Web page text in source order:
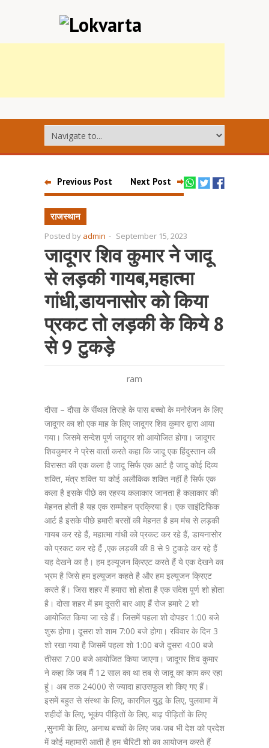
Previous Post Next Post
राजस्थान
Posted by admin - September 15, 2023
जादूगर शिव कुमार ने जादू
से लड़की गायब,महात्मा
गांधी,डायनासोर को किया
प्रकट तो लड़की के किये 8
से 9 टुकड़े
ram
दौसा – दौसा के सैंथल तिराहे के पास बच्चो के मनोरंजन के लिए
जादूगर का शो एक माह के लिए जादूगर शिव कुमार द्वारा आया
गया। जिसमे सन्देश पूर्ण जादूगर शो आयोजित होगा। जादूगर
शिवकुमार ने प्रेस वार्ता करते कहा कि जादू एक हिंदुस्तान की
विरासत की एक कला है जादू सिर्फ एक आर्ट है जादू कोई दिव्य
शक्ति, मंत्र शक्ति या कोई अलौकिक शक्ति नहीं है सिर्फ एक
कला है इसके पीछे का रहस्य कलाकार जानता है कलाकार की
मेहनत होती है यह एक सम्मोहन प्रक्रिया है। एक साइंटिफिक
आर्ट है इसके पीछे हमारी बरसों की मेहनत है हम मंच से लड़की
गायब कर रहे हैं, महात्मा गांधी को प्रकट कर रहे हैं, डायनासोर
को प्रकट कर रहे हैं ,एक लड़की की 8 से 9 टुकड़े कर रहे हैं
यह देखने का है। हम इल्यूजन क्रिएट करते हैं ये एक देखने का
भ्रम है जिसे हम इल्यूजन कहते है और हम इल्यूजन क्रिएट
करते हैं। जिस शहर में हमारा शो होता है एक संदेश पूर्ण शो होता
है। दोसा शहर में हम दूसरी बार आए हैं रोज हमारे 2 शो
आयोजित किया जा रहे हैं। जिसमें पहला शो दोपहर 1:00 बजे
शुरू होगा। दूसरा शो शाम 7:00 बजे होगा। रविवार के दिन 3
शो रखा गया है जिसमें पहला शो 1:00 बजे दूसरा 4:00 बजे
तीसरा 7:00 बजे आयोजित किया जाएगा। जादूगर शिव कुमार
ने कहा कि जब मैं 12 साल का था तब से जादू का काम कर रहा
हूं। अब तक 24000 से ज्यादा हाउसफुल शो किए गए हैं।
इसमें बहुत से संस्था के लिए, कारगिल युद्ध के लिए, पुलवामा में
शहीदों के लिए, भूकंप पीड़ितों के लिए, बाढ़ पीड़ितों के लिए
,सुनामी के लिए, अनाथ बच्चों के लिए जब-जब भी देश को प्रदेश
में कोई महामारी आती है हम चैरिटी शो का आयोजन करते हैं